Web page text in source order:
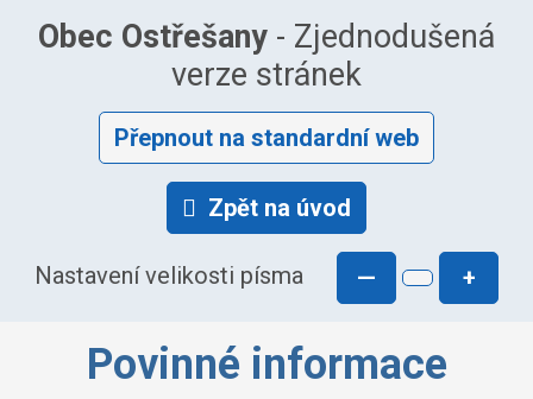
Obec Ostřešany - Zjednodušená
verze stránek
Přepnout na standardní web
Zpět na úvod
Nastavení velikosti písma — +
Povinné informace